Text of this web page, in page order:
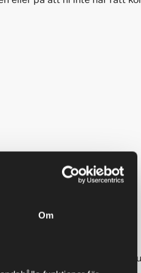
Om
inte halka efter?
tänker på.
göra sitt jobb bättre. Vad